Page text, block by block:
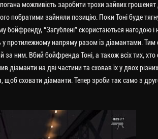
можливість заробити трохи зайвих
побратими зайняли позицію. Поки Тоні буде
бойфренду, “Загублені” скористаються нагодою і
у протилежному напряму разом із діамантами.
ним. Вбий бойфренда Тоні, а також всіх тих, хто
на дві частини та сховав їх у двох різних
щоб сховати діаманти. Тепер зроби так само з